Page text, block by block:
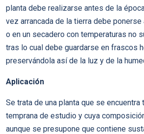
planta debe realizarse antes de la
vez arrancada de la tierra debe
o en un secadero con temperaturas no
tras lo cual debe guardarse en frascos
preservándola así de la luz y de la
Aplicación
Se trata de una planta que se encuentra
temprana de estudio y cuya
aunque se presupone que contiene